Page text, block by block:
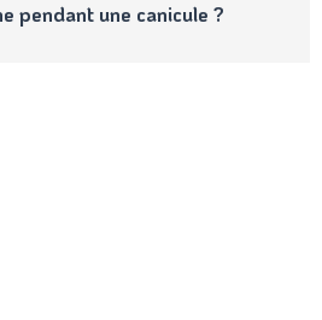
pendant une canicule ?